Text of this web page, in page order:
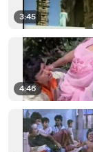
3:45
4:46